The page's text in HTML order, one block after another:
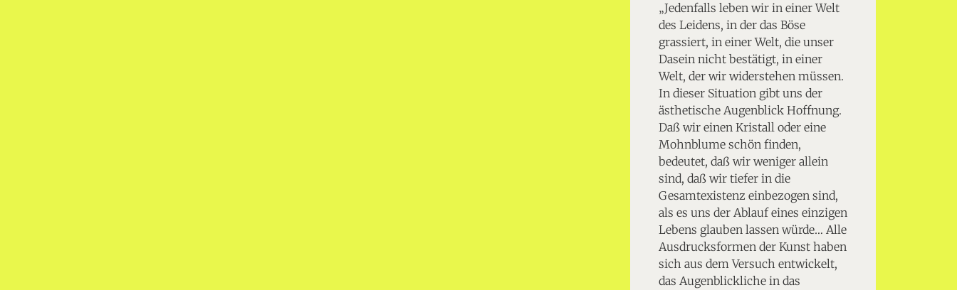
„Jedenfalls leben wir in einer Welt
des Leidens, in der das Böse
grassiert, in einer Welt, die unser
Dasein nicht bestätigt, in einer
Welt, der wir widerstehen müssen.
In dieser Situation gibt uns der
ästhetische Augenblick Hoffnung.
Daß wir einen Kristall oder eine
Mohnblume schön finden,
bedeutet, daß wir weniger allein
sind, daß wir tiefer in die
Gesamtexistenz einbezogen sind,
als es uns der Ablauf eines einzigen
Lebens glauben lassen würde… Alle
Ausdrucksformen der Kunst haben
sich aus dem Versuch entwickelt,
das Augenblickliche in das